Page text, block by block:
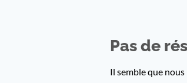
Pas de
Il semble que